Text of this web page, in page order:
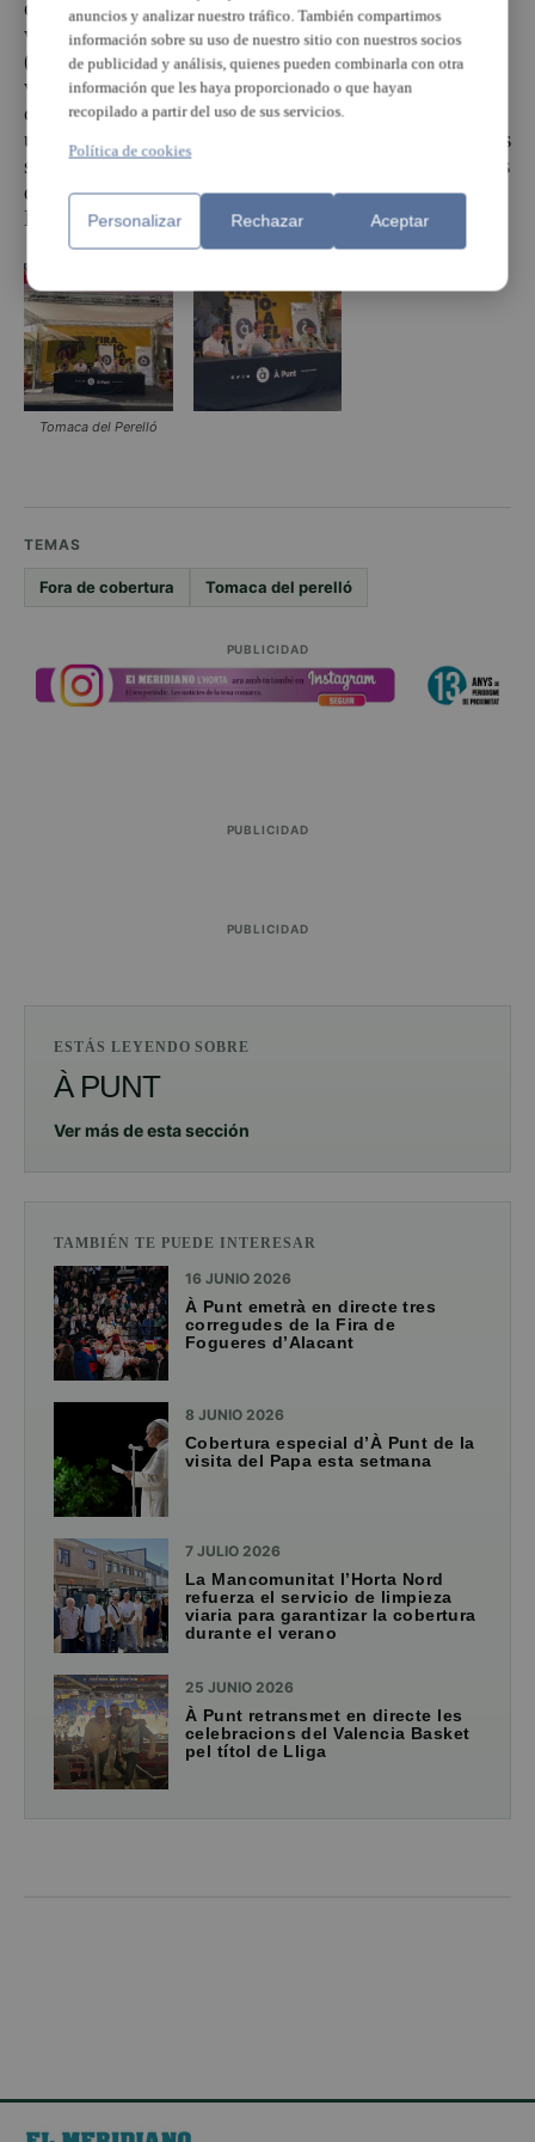
esta convocatòria de tres dies per a conèixer tota la
versatilitat d’esta tomaca i les seues varietats
(valencià, rosa ocherry). De fet, a l’edició anterior es
van vendre més de 16.000 quilos de tomaques,
celebrant el producte estrella de l’horta local i que és
un ingredient fonamental de la dieta mediterrània més
saludable. Esta varietat es cultiva a nombrosos pobles
de l’Horta, el Camp de Túria, Ribera Alta, Ribera
Baixa, Alt Palància i La Canal de Navarrés.
Tomaca del Perelló
TEMAS
Fora de cobertura Tomaca del perelló
PUBLICIDAD
PUBLICIDAD
PUBLICIDAD
ESTÁS LEYENDO SOBRE
À PUNT
Ver más de esta sección
TAMBIÉN TE PUEDE INTERESAR
16 JUNIO 2026
À Punt emetrà en directe tres
corregudes de la Fira de
Fogueres d’Alacant
8 JUNIO 2026
Cobertura especial d’À Punt de la
visita del Papa esta setmana
7 JULIO 2026
La Mancomunitat l’Horta Nord
refuerza el servicio de limpieza
viaria para garantizar la cobertura
durante el verano
25 JUNIO 2026
À Punt retransmet en directe les
celebracions del Valencia Basket
pel títol de Lliga
anuncios y analizar nuestro tráfico. También compartimos
información sobre su uso de nuestro sitio con nuestros socios
de publicidad y análisis, quienes pueden combinarla con otra
información que les haya proporcionado o que hayan
recopilado a partir del uso de sus servicios.
Política de cookies
Personalizar Rechazar Aceptar